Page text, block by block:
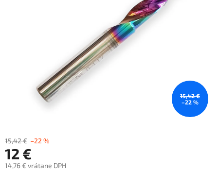
15,42 €
–22 %
15,42 € –22 %
12 €
14,76 € vrátane DPH